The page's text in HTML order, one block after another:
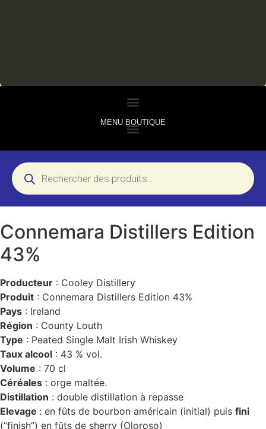
MENU BOUTIQUE
Connemara Distillers Edition
43%
Producteur : Cooley Distillery
Produit : Connemara Distillers Edition 43%
Pays : Ireland
Région : County Louth
Type : Peated Single Malt Irish Whiskey
Taux alcool : 43 % vol.
Volume : 70 cl
Céréales : orge maltée.
Distillation : double distillation à repasse
Elevage : en fûts de bourbon américain (initial) puis fini
(“finish”) en fûts de sherry (Oloroso)